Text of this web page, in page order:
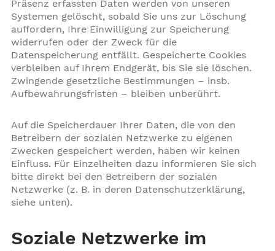
Präsenz erfassten Daten werden von unseren
Systemen gelöscht, sobald Sie uns zur Löschung
auffordern, Ihre Einwilligung zur Speicherung
widerrufen oder der Zweck für die
Datenspeicherung entfällt. Gespeicherte Cookies
verbleiben auf Ihrem Endgerät, bis Sie sie löschen.
Zwingende gesetzliche Bestimmungen – insb.
Aufbewahrungsfristen – bleiben unberührt.
Auf die Speicherdauer Ihrer Daten, die von den
Betreibern der sozialen Netzwerke zu eigenen
Zwecken gespeichert werden, haben wir keinen
Einfluss. Für Einzelheiten dazu informieren Sie sich
bitte direkt bei den Betreibern der sozialen
Netzwerke (z. B. in deren Datenschutzerklärung,
siehe unten).
Soziale Netzwerke im